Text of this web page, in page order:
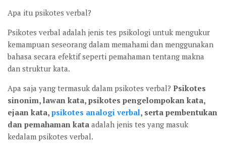
Apa itu psikotes verbal?
Psikotes verbal adalah jenis tes psikologi untuk mengukur
kemampuan seseorang dalam memahami dan menggunakan
bahasa secara efektif seperti pemahaman tentang makna
dan struktur kata.
Apa saja yang termasuk dalam psikotes verbal? Psikotes
sinonim, lawan kata, psikotes pengelompokan kata,
ejaan kata, psikotes analogi verbal, serta pembentukan
dan pemahaman kata adalah jenis tes yang masuk
kedalam psikotes verbal.